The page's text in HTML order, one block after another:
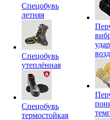
Спецобувь
летняя
Спецобувь
утеплённая
Спецобувь
термостойкая